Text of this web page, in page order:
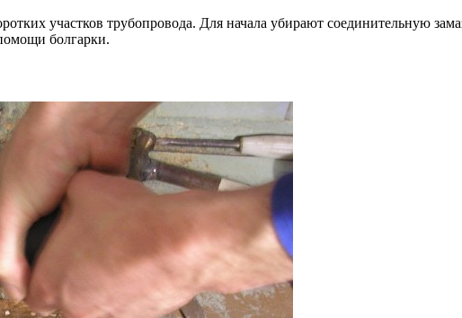
участков трубопровода. Для начала убирают соединительную
болгарки.